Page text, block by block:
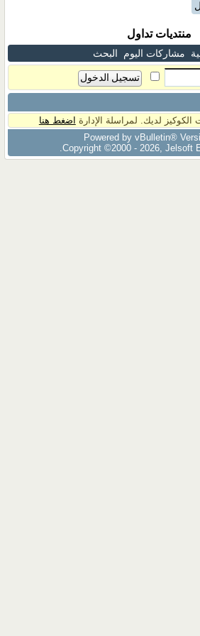
منتديات تداول
مشاركات اليوم البحث
لديك. لمراسلة الإدارة اضغط هنا
Powered by vBulletin®
Copyright ©2000 - 2026, Jelsoft